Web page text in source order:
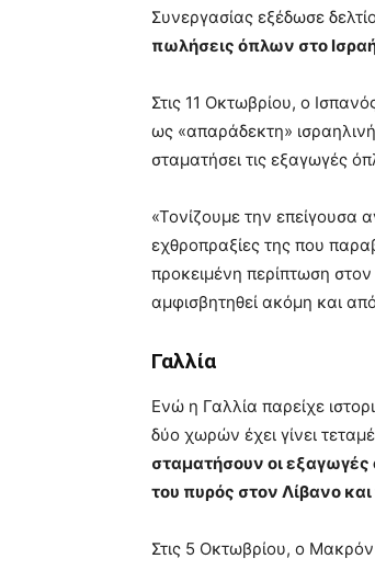
Συνεργασίας εξέδωσε
πωλήσεις όπλων στο
Στις 11 Οκτωβρίου, ο
ως «απαράδεκτη»
σταματήσει τις εξαγωγές
«Τονίζουμε την επείγουσα
εχθροπραξίες της που
προκειμένη περίπτωση
αμφισβητηθεί ακόμη και
Γαλλία
Ενώ η Γαλλία παρείχε
δύο χωρών έχει γίνει
σταματήσουν οι εξαγωγές
του πυρός στον Λίβανο και
Στις 5 Οκτωβρίου, ο